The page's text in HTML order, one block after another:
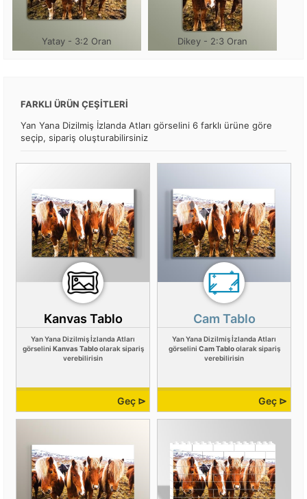
Yatay - 3:2 Oran Dikey - 2:3 Oran
FARKLI ÜRÜN ÇEŞİTLERİ
Yan Yana Dizilmiş İzlanda Atları görselini 6 farklı ürüne göre
seçip, sipariş oluşturabilirsiniz
Kanvas Tablo
Yan Yana Dizilmiş İzlanda Atları
görselini Kanvas Tabloolarak sipariş
verebilirisin
Geç ⊳
Cam Tablo
Yan Yana Dizilmiş İzlanda Atları
görselini Cam Tabloolarak sipariş
verebilirisin
Geç ⊳